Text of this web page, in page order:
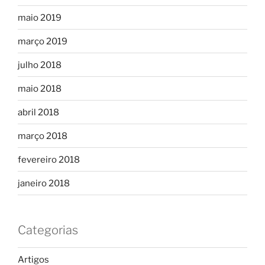
maio 2019
março 2019
julho 2018
maio 2018
abril 2018
março 2018
fevereiro 2018
janeiro 2018
Categorias
Artigos